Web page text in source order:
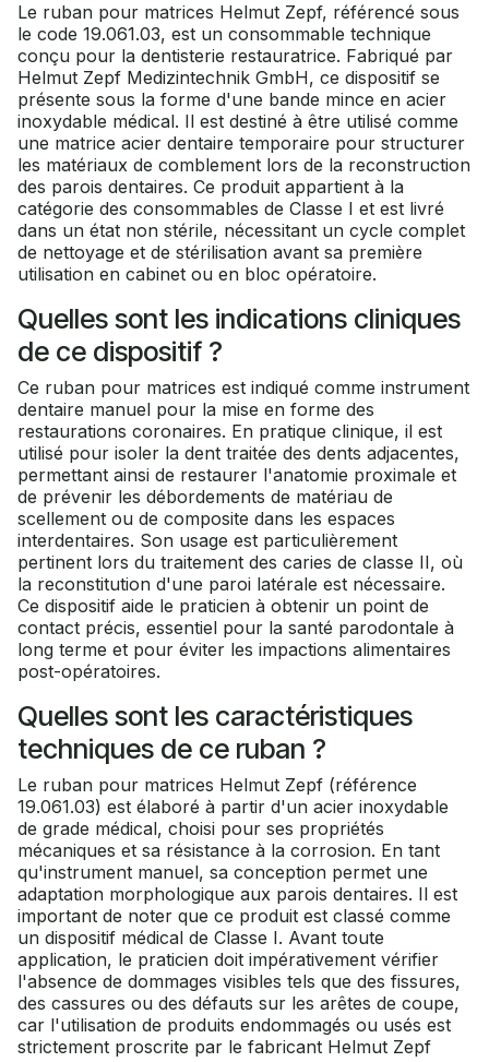
Le ruban pour matrices Helmut Zepf, référencé sous
le code 19.061.03, est un consommable technique
conçu pour la dentisterie restauratrice. Fabriqué par
Helmut Zepf Medizintechnik GmbH, ce dispositif se
présente sous la forme d'une bande mince en acier
inoxydable médical. Il est destiné à être utilisé comme
une matrice acier dentaire temporaire pour structurer
les matériaux de comblement lors de la reconstruction
des parois dentaires. Ce produit appartient à la
catégorie des consommables de Classe I et est livré
dans un état non stérile, nécessitant un cycle complet
de nettoyage et de stérilisation avant sa première
utilisation en cabinet ou en bloc opératoire.
Quelles sont les indications cliniques
de ce dispositif ?
Ce ruban pour matrices est indiqué comme instrument
dentaire manuel pour la mise en forme des
restaurations coronaires. En pratique clinique, il est
utilisé pour isoler la dent traitée des dents adjacentes,
permettant ainsi de restaurer l'anatomie proximale et
de prévenir les débordements de matériau de
scellement ou de composite dans les espaces
interdentaires. Son usage est particulièrement
pertinent lors du traitement des caries de classe II, où
la reconstitution d'une paroi latérale est nécessaire.
Ce dispositif aide le praticien à obtenir un point de
contact précis, essentiel pour la santé parodontale à
long terme et pour éviter les impactions alimentaires
post-opératoires.
Quelles sont les caractéristiques
techniques de ce ruban ?
Le ruban pour matrices Helmut Zepf (référence
19.061.03) est élaboré à partir d'un acier inoxydable
de grade médical, choisi pour ses propriétés
mécaniques et sa résistance à la corrosion. En tant
qu'instrument manuel, sa conception permet une
adaptation morphologique aux parois dentaires. Il est
important de noter que ce produit est classé comme
un dispositif médical de Classe I. Avant toute
application, le praticien doit impérativement vérifier
l'absence de dommages visibles tels que des fissures,
des cassures ou des défauts sur les arêtes de coupe,
car l'utilisation de produits endommagés ou usés est
strictement proscrite par le fabricant Helmut Zepf